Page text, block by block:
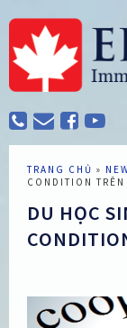
TRANG CHỦ »
CONDITION TRÊN
DU HỌC